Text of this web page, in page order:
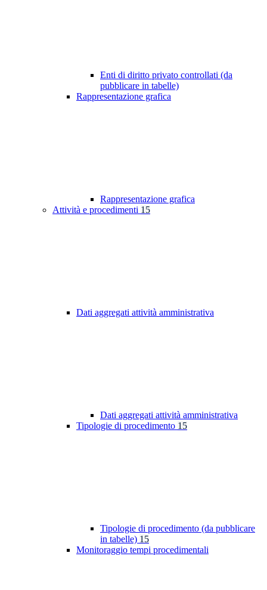
Enti di diritto privato controllati (da
pubblicare in tabelle)
Rappresentazione grafica
Rappresentazione grafica
Attività e procedimenti 15
Dati aggregati attività amministrativa
Dati aggregati attività amministrativa
Tipologie di procedimento 15
Tipologie di procedimento (da pubblicare
in tabelle) 15
Monitoraggio tempi procedimentali